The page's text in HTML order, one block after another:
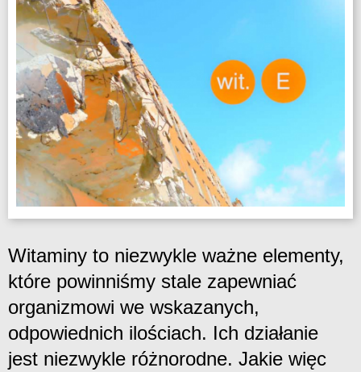
Witaminy to niezwykle ważne elementy,
które powinniśmy stale zapewniać
organizmowi we wskazanych,
odpowiednich ilościach. Ich działanie
jest niezwykle różnorodne. Jakie więc